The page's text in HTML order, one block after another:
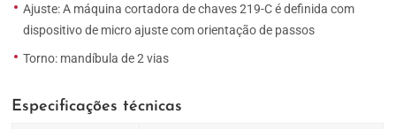
Ajuste: A máquina cortadora de chaves 219-C é definida com
dispositivo de micro ajuste com orientação de passos
Torno: mandíbula de 2 vias
Especificações técnicas